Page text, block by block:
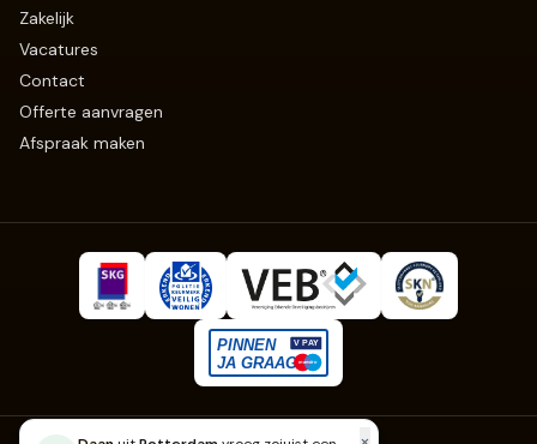
Zakelijk
Vacatures
Contact
Offerte aanvragen
Afspraak maken